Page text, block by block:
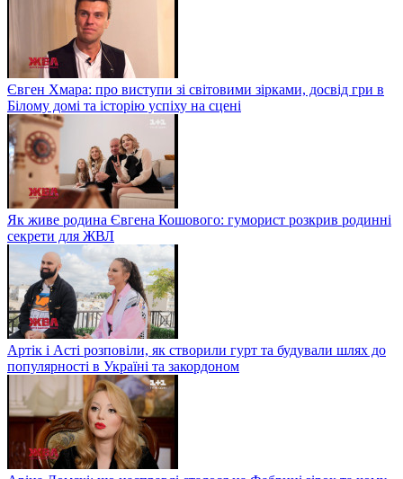
Євген Хмара: про виступи зі світовими зірками, досвід гри в
Білому домі та історію успіху на сцені
Як живе родина Євгена Кошового: гуморист розкрив родинні
секрети для ЖВЛ
Артік і Асті розповіли, як створили гурт та будували шлях до
популярності в Україні та закордоном